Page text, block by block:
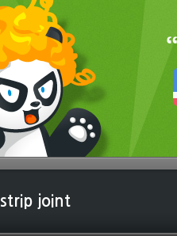
strip joint